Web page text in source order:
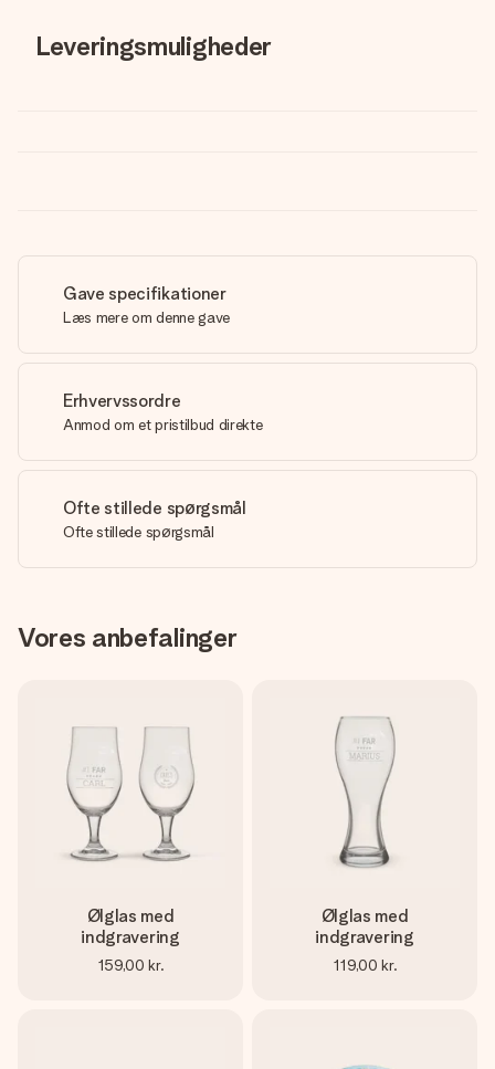
Leveringsmuligheder
Gave specifikationer
Læs mere om denne gave
Erhvervssordre
Anmod om et pristilbud direkte
Ofte stillede spørgsmål
Ofte stillede spørgsmål
Vores anbefalinger
Ølglas med
indgravering
159,00 kr.
Ølglas med
indgravering
119,00 kr.